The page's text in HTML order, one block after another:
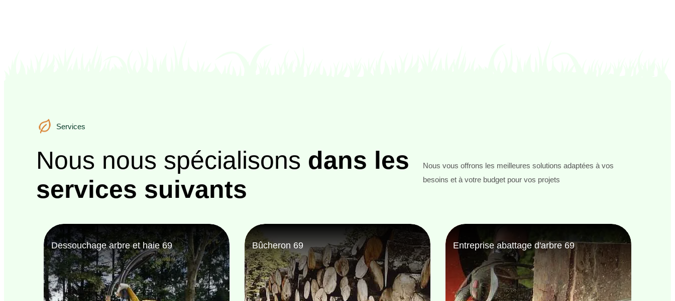
Services
Services
Nous nous spécialisons dans les
services suivants
Nous vous offrons les meilleures solutions adaptées à vos
besoins et à votre budget pour vos projets
Bûcheron 69 Entreprise abattage d'arbre 69 Entreprise de jardinage 69